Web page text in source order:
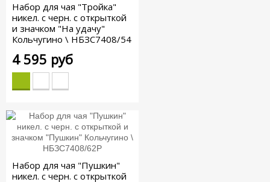
Набор для чая "Тройка"
никел. с черн. с открыткой
и значком "На удачу"
Кольчугино \ НБЗС7408/54
4 595 руб
Набор для чая "Пушкин"
никел. с черн. с открыткой